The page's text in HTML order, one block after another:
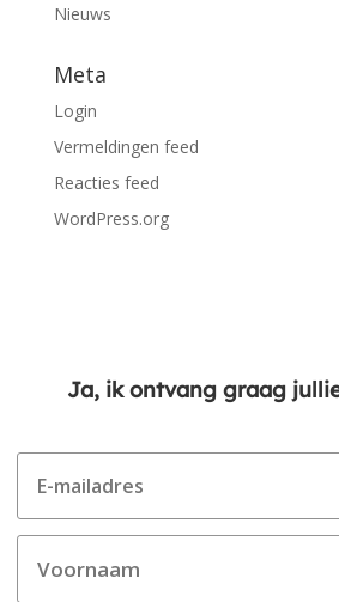
Nieuws
Meta
Login
Vermeldingen feed
Reacties feed
WordPress.org
Ja, ik ontvang graag